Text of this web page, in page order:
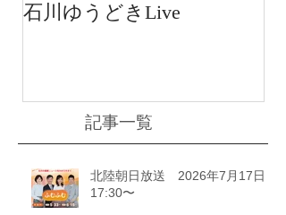
石川ゆうどきLive
記事一覧
北陸朝日放送 2026年7月17日
17:30〜